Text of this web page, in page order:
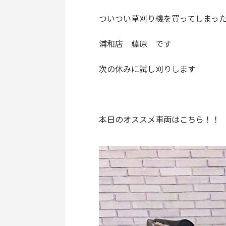
ついつい草刈り機を買ってしまっ
浦和店 藤原 です
次の休みに試し刈りします
本日のオススメ車両はこちら！！